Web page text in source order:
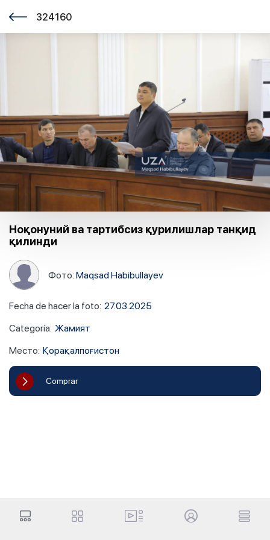
324160
Ноқонуний ва тартибсиз қурилишлар танқид
қилинди
Фото:Maqsad Habibullayev
Fecha de hacer la foto: 27.03.2025
Categoría: Жамият
Место: Қорақалпоғистон
Comprar